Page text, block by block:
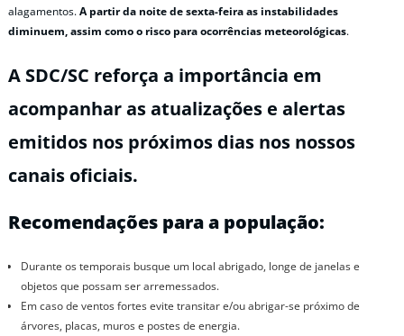
alagamentos.A partir da noite de sexta-feira as instabilidades
diminuem, assim como o risco para ocorrências meteorológicas.
A SDC/SC reforça a importância em
acompanhar as atualizações e alertas
emitidos nos próximos dias nos nossos
canais oficiais.
Recomendações para a população:
Durante os temporais busque um local abrigado, longe de janelas e
objetos que possam ser arremessados.
Em caso de ventos fortes evite transitar e/ou abrigar-se próximo de
árvores, placas, muros e postes de energia.